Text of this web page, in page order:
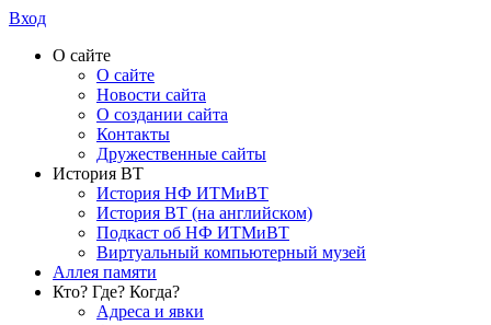
Вход
О сайте
О сайте
Новости сайта
О создании сайта
Контакты
Дружественные сайты
История ВТ
История НФ ИТМиВТ
История ВТ (на английском)
Подкаст об НФ ИТМиВТ
Виртуальный компьютерный музей
Аллея памяти
Кто? Где? Когда?
Адреса и явки